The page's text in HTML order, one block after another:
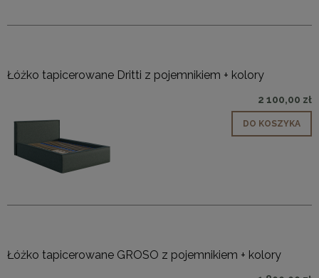
Łóżko tapicerowane Dritti z pojemnikiem + kolory
2 100,00 zł
DO KOSZYKA
Łóżko tapicerowane GROSO z pojemnikiem + kolory